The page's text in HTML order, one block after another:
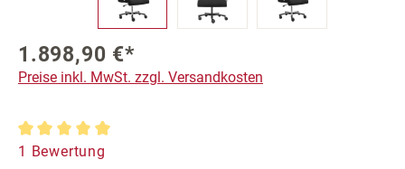
1.898,90 €*
Preise inkl. MwSt. zzgl. Versandkosten
Durchschnittliche Bewertung von 5 von 5 Sternen
1 Bewertung